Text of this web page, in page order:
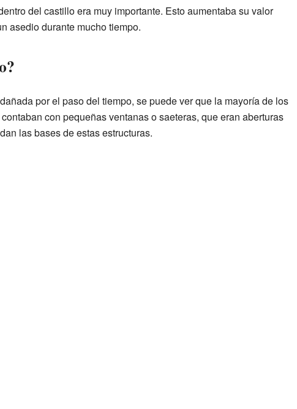
del castillo era muy importante. Esto aumentaba su valor
asedio durante mucho tiempo.
por el paso del tiempo, se puede ver que la mayoría de los
con pequeñas ventanas o saeteras, que eran aberturas
las bases de estas estructuras.